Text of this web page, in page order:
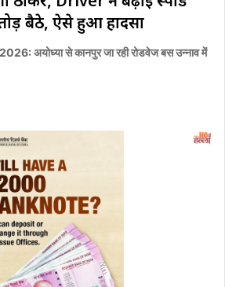
बैठे, ऐसे हुआ हादसा
2026: अयोध्या से कानपुर जा रही रोडवेज बस उन्नाव में